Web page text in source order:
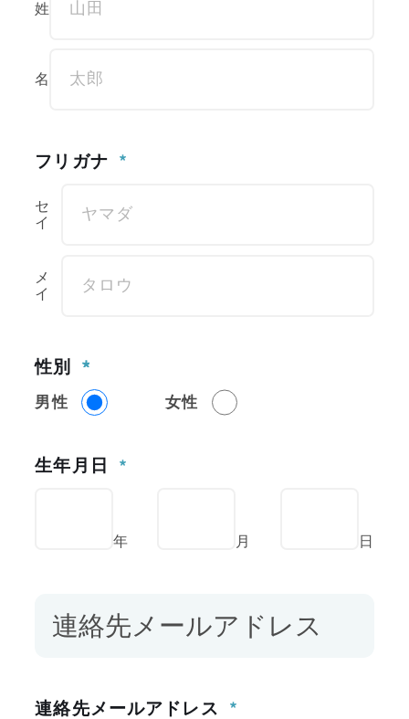
Esthetic
取り扱い商品
SCHOOL
採用に関して
Salons
店舗一覧
Contact
Action Plan
姓
名
フリガナ
セ
イ
メ
イ
性別
男性 女性
生年月日
年 月 日
連絡先メールアドレス
連絡先メールアドレス